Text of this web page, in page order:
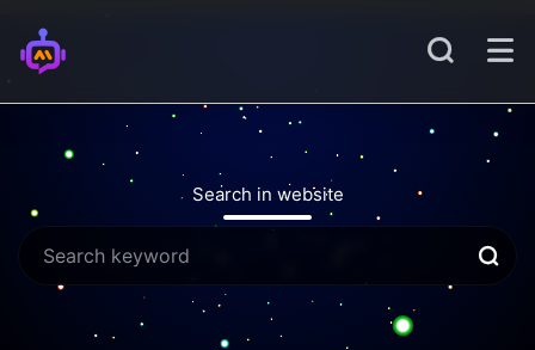
Search in website